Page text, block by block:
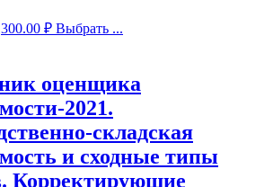
₽ Выбрать ...
оценщика
2021.
складская
и сходные типы
Корректирующие